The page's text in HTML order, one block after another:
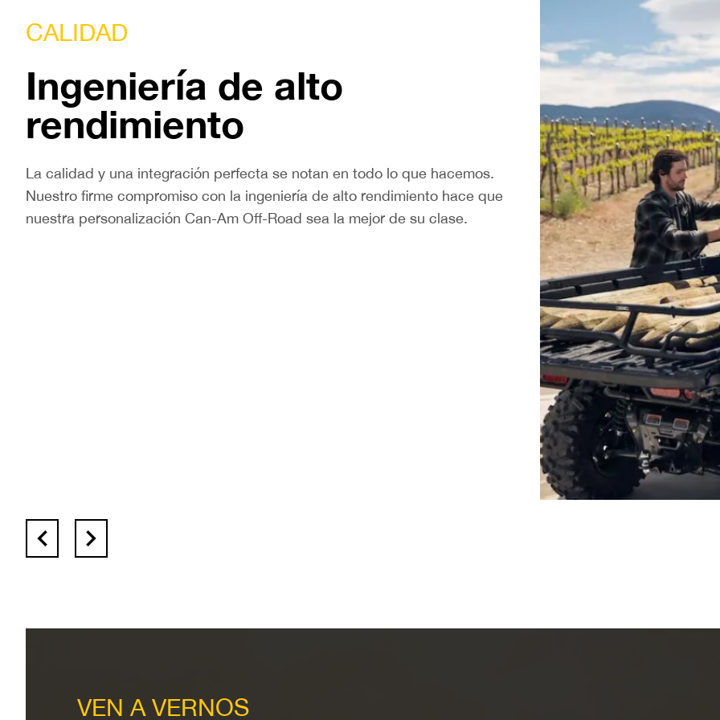
CALIDAD
Ingeniería de alto
rendimiento
La calidad y una integración perfecta se notan en todo lo que hacemos.
Nuestro firme compromiso con la ingeniería de alto rendimiento hace que
nuestra personalización Can-Am Off-Road sea la mejor de su clase.
VEN A VERNOS